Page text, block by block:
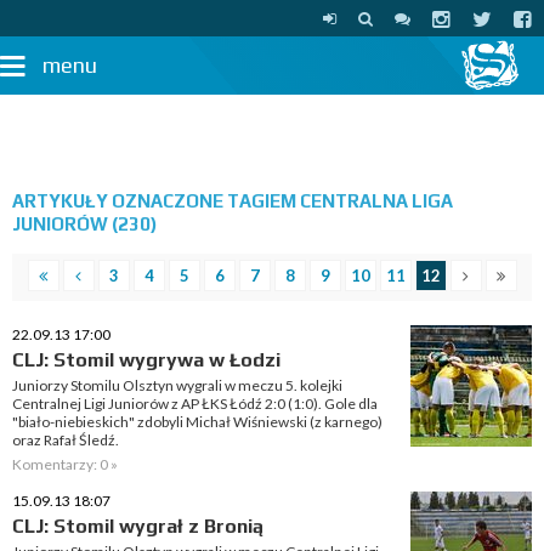
menu
ARTYKUŁY OZNACZONE TAGIEM CENTRALNA LIGA
JUNIORÓW (230)
3 4 5 6 7 8 9 10 11 12
22.09.13 17:00
CLJ: Stomil wygrywa w Łodzi
Juniorzy Stomilu Olsztyn wygrali w meczu 5. kolejki
Centralnej Ligi Juniorów z AP ŁKS Łódź 2:0 (1:0). Gole dla
"biało-niebieskich" zdobyli Michał Wiśniewski (z karnego)
oraz Rafał Śledź.
Komentarzy: 0 »
15.09.13 18:07
CLJ: Stomil wygrał z Bronią